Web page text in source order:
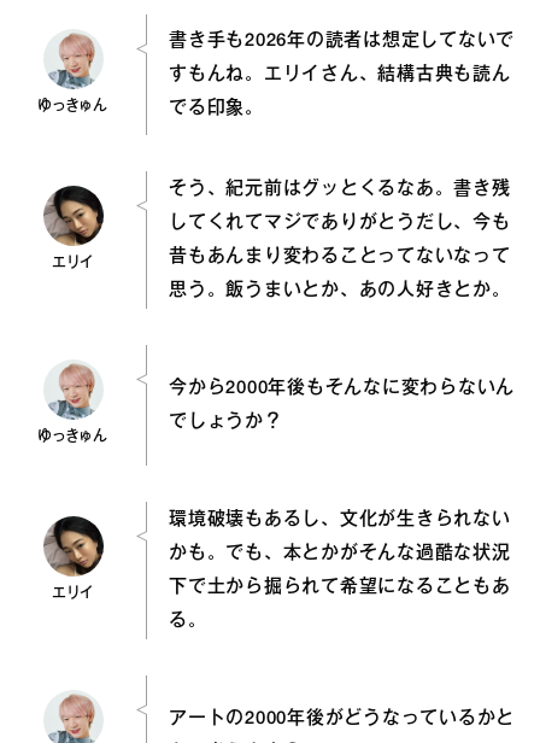
ゆっきゅん
書き手も2026年の読者は想定してないで
すもんね。エリイさん、結構古典も読ん
でる印象。
エリイ
そう、紀元前はグッとくるなあ。書き残
してくれてマジでありがとうだし、今も
昔もあんまり変わることってないなって
思う。飯うまいとか、あの人好きとか。
ゆっきゅん
今から2000年後もそんなに変わらないん
でしょうか？
エリイ
環境破壊もあるし、文化が生きられない
かも。でも、本とかがそんな過酷な状況
下で土から掘られて希望になることもあ
る。
アートの2000年後がどうなっているかと